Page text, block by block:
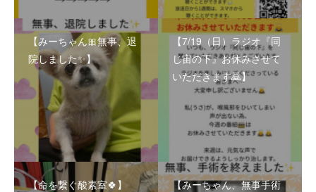
【みーちゃん🎀無事、退
院しました✨】
【7/19（日）ラジオ『同
じ宙の下』お休みさせて
いただきます🙇】
【命を繋ぐ酸素室🍀】
【みーちゃん、無事手術